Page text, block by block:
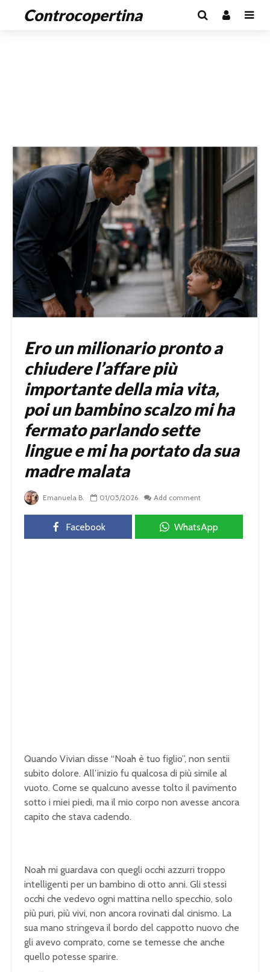
Controcopertina
Ero un milionario pronto a
chiudere l’affare più
importante della mia vita,
poi un bambino scalzo mi ha
fermato parlando sette
lingue e mi ha portato da sua
madre malata
Emanuela B. 01/05/2026 Add comment
Facebook WhatsApp
Quando Vivian disse “Noah è tuo figlio”, non sentii
subito dolore. All’inizio fu qualcosa di più simile al
vuoto. Come se qualcuno avesse tolto il pavimento
sotto i miei piedi, ma il mio corpo non avesse ancora
capito che stava cadendo.
Noah mi guardava con quegli occhi azzurri troppo
intelligenti per un bambino di otto anni. Gli stessi
occhi che vedevo ogni mattina nello specchio, solo
più puri, più vivi, non ancora rovinati dal cinismo. La
sua mano stringeva il bordo del cappotto nuovo che
gli avevo comprato, come se temesse che anche
quello potesse sparire.